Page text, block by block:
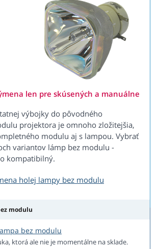
len pre skúsených a manuálne
výbojky do pôvodného
projektora je omnoho zložitejšia,
modulu aj s lampou. Vybrať
variantov lámp bez modulu -
kompatibilný.
holej lampy bez modulu
modulu
bez modulu
ktorá ale nie je momentálne na sklade.